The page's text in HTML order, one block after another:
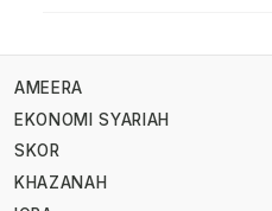
AMEERA
EKONOMI SYARIAH
SKOR
KHAZANAH